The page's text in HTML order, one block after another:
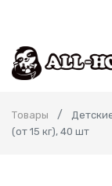
Товары
(от 15 кг), 40 шт